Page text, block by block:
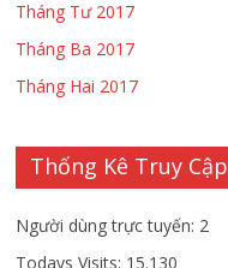
Tháng Tư 2017
Tháng Ba 2017
Tháng Hai 2017
Thống Kê Truy Cập
Người dùng trực tuyến: 2